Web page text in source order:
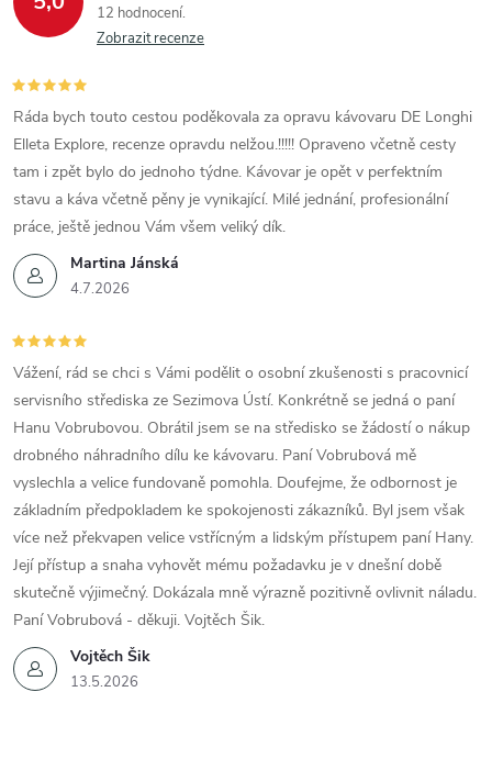
12 hodnocení
Zobrazit recenze
Martina Jánská
4.7.2026
Ráda bych touto cestou poděkovala za opravu kávovaru DE Longhi
Elleta Explore, recenze opravdu nelžou.!!!!! Opraveno včetně cesty
tam i zpět bylo do jednoho týdne. Kávovar je opět v perfektním
stavu a káva včetně pěny je vynikající. Milé jednání, profesionální
práce, ještě jednou Vám všem veliký dík.
Vojtěch Šik
13.5.2026
Vážení, rád se chci s Vámi podělit o osobní zkušenosti s pracovnicí
servisního střediska ze Sezimova Ústí. Konkrétně se jedná o paní
Hanu Vobrubovou. Obrátil jsem se na středisko se žádostí o nákup
drobného náhradního dílu ke kávovaru. Paní Vobrubová mě
vyslechla a velice fundovaně pomohla. Doufejme, že odbornost je
základním předpokladem ke spokojenosti zákazníků. Byl jsem však
více než překvapen velice vstřícným a lidským přístupem paní Hany.
Její přístup a snaha vyhovět mému požadavku je v dnešní době
skutečně výjimečný. Dokázala mně výrazně pozitivně ovlivnit náladu.
Paní Vobrubová - děkuji. Vojtěch Šik.